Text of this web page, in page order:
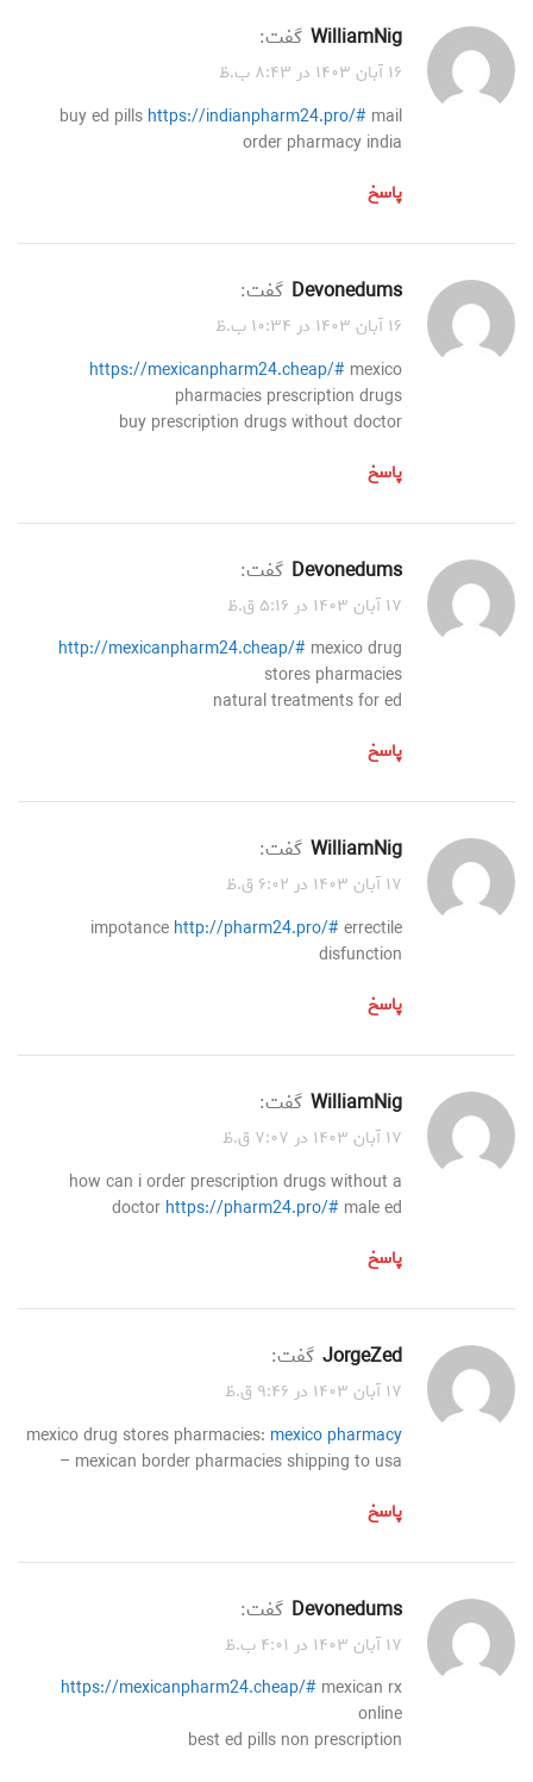
WilliamNig گفت:
۱۶ آبان ۱۴۰۳ در ۸:۴۳ ب.ظ
buy ed pills https://indianpharm24.pro/# mail
order pharmacy india
پاسخ
Devonedums گفت:
۱۶ آبان ۱۴۰۳ در ۱۰:۳۴ ب.ظ
https://mexicanpharm24.cheap/# mexico
pharmacies prescription drugs
buy prescription drugs without doctor
پاسخ
Devonedums گفت:
۱۷ آبان ۱۴۰۳ در ۵:۱۶ ق.ظ
http://mexicanpharm24.cheap/# mexico drug
stores pharmacies
natural treatments for ed
پاسخ
WilliamNig گفت:
۱۷ آبان ۱۴۰۳ در ۶:۰۲ ق.ظ
impotance http://pharm24.pro/#errectile
disfunction
پاسخ
WilliamNig گفت:
۱۷ آبان ۱۴۰۳ در ۷:۰۷ ق.ظ
how can i order prescription drugs without a
doctor https://pharm24.pro/# male ed
پاسخ
JorgeZed گفت:
۱۷ آبان ۱۴۰۳ در ۹:۴۶ ق.ظ
mexico drug stores pharmacies: mexico pharmacy
– mexican border pharmacies shipping to usa
پاسخ
Devonedums گفت:
۱۷ آبان ۱۴۰۳ در ۴:۰۱ ب.ظ
https://mexicanpharm24.cheap/# mexican rx
online
best ed pills non prescription